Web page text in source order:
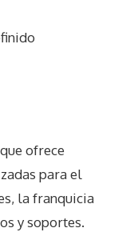
ofrece
para el
la franquicia
y soportes.